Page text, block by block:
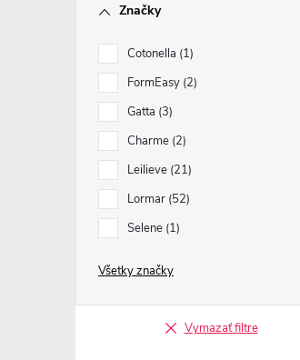
Značky
Cotonella 1
FormEasy 2
Gatta 3
Charme 2
Leilieve 21
Lormar 52
Selene 1
Všetky značky
Vymazať filtre